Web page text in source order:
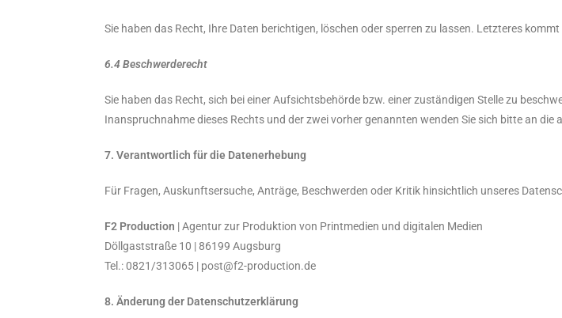
Sie haben das Recht, Ihre Daten berichtigen, löschen oder sperren zu lassen. Letzteres
6.4 Beschwerderecht
Sie haben das Recht, sich bei einer Aufsichtsbehörde bzw. einer zuständigen Stelle zu
Inanspruchnahme dieses Rechts und der zwei vorher genannten wenden Sie sich bitte an
7. Verantwortlich für die Datenerhebung
Für Fragen, Auskunftsersuche, Anträge, Beschwerden oder Kritik hinsichtlich unseres
F2 Production | Agentur zur Produktion von Printmedien und digitalen Medien
Döllgaststraße 10 | 86199 Augsburg
Tel.: 0821/313065 | post@f2-production.de
8. Änderung der Datenschutzerklärung